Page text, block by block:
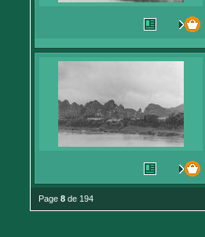
Page 8 de 194